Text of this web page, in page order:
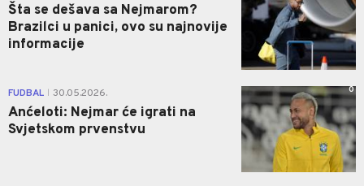
Šta se dešava sa Nejmarom?
Brazilci u panici, ovo su najnovije
informacije
FUDBAL 30.05.2026.
Anćeloti: Nejmar će igrati na
Svjetskom prvenstvu
0